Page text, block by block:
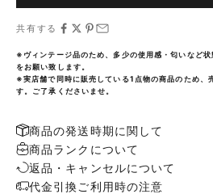
共有する
※ヴィンテージ品のため、多少の使用感・匂いなど
をお願い致します。
※実店舗で同時に販売している1点物の商品のため、
す。ご了承くださいませ。
商品の発送時期に関して
商品ランクについて
返品・キャンセルについて
代金引換ご利用時の注意